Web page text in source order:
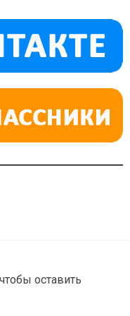
оставить